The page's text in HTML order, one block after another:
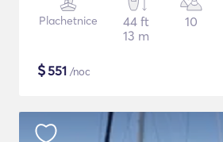
Plachetnice
44 ft
13 m
10
$551 /noc